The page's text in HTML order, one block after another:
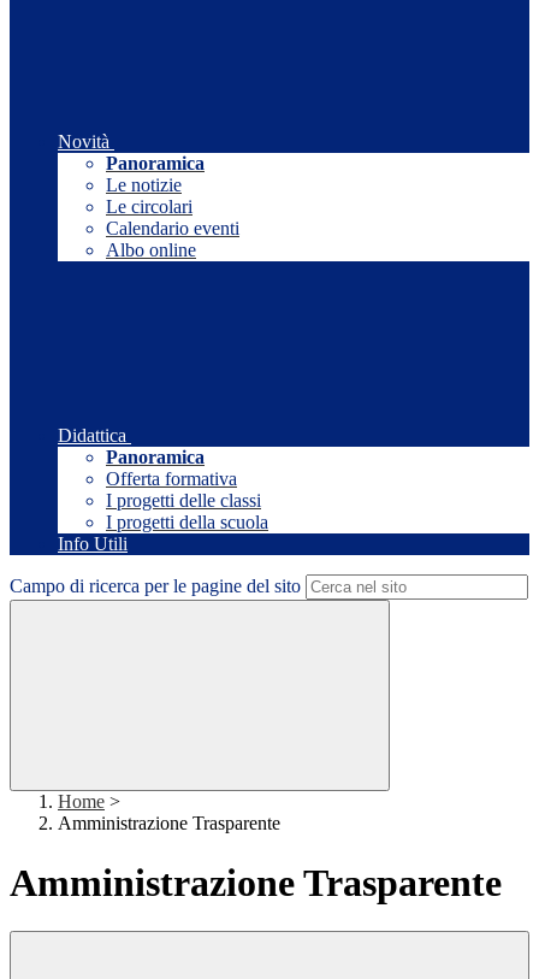
Novità
Panoramica
Le notizie
Le circolari
Calendario eventi
Albo online
Didattica
Panoramica
Offerta formativa
I progetti delle classi
I progetti della scuola
Info Utili
Campo di ricerca per le pagine del sito
Home >
Amministrazione Trasparente
Amministrazione Trasparente